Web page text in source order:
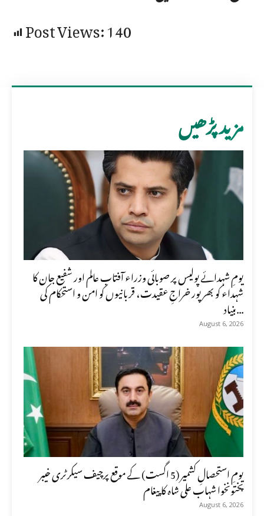
Post Views:140
مزید پڑھیں
یومِ شہدائے پولیس پر صوبائی وزراء آفتاب عالم اور شفیع جان کا
شہداء کو بھرپور خراجِ عقیدت، قربانیوں کو امن و استحکام کی
بنیاد...
August 6, 2026
یومِ استحصالِ کشمیر (5 اگست) کے موقع پرچیف سیکرٹری خیبر
پختونخوا شہاب علی شاہ کا پیغام
August 6, 2026